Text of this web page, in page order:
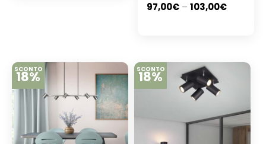
97,00€ –103,00€
SCONTO
18% SCONTO
18%